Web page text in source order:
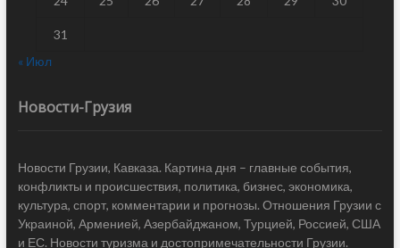
31
« Июл
Новости-Грузия
Новости Грузии, Кавказа. Картина дня – главные события,
конфликты и происшествия, политика, бизнес, экономика,
культура, спорт, комментарии и прогнозы. Отношения Грузии с
Украиной, Арменией, Азербайджаном, Турцией, Россией, США
и ЕС. Новости туризма и достопримечательности Грузии.